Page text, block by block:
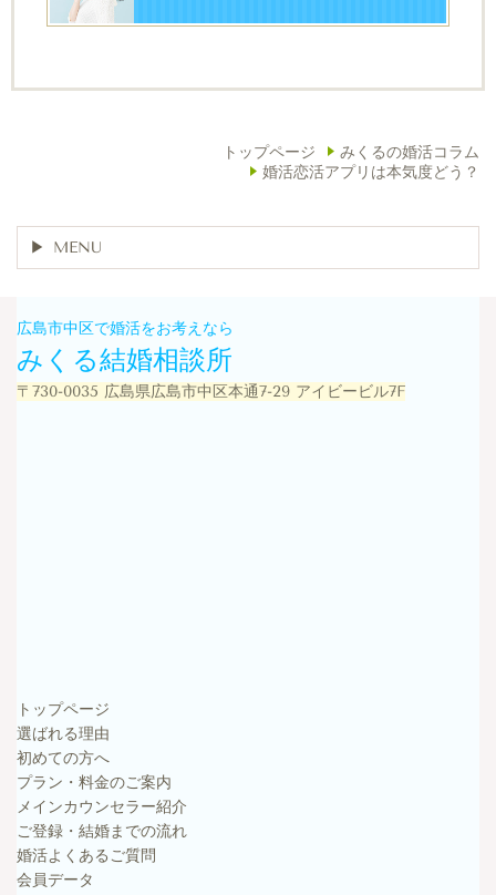
トップページ
みくるの婚活コラム
婚活恋活アプリは本気度どう？
MENU
広島市中区で婚活をお考えなら
みくる結婚相談所
〒730-0035 広島県広島市中区本通7-29 アイビービル7F
トップページ
選ばれる理由
初めての方へ
プラン・料金のご案内
メインカウンセラー紹介
ご登録・結婚までの流れ
婚活よくあるご質問
会員データ